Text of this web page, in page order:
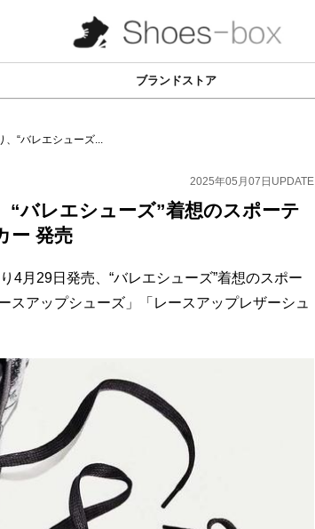
ブランドストア
、“バレエシューズ...
2025年05月07日 UPDATE
バレエシューズ”着想のスポーテ
ー 発売
4月29日発売、“バレエシューズ”着想のスポー
スアップシューズ」「レースアップレザーシュ